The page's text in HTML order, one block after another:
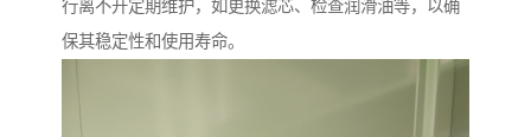
行离不开定期维护，如更换滤芯、检查润滑油等，以确
保其稳定性和使用寿命。